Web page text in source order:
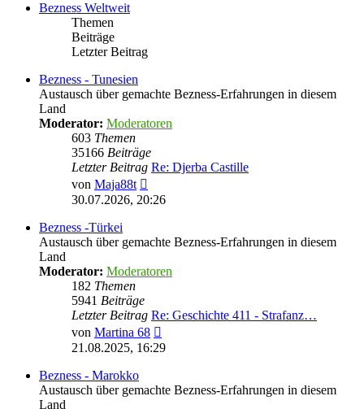
Bezness Weltweit
Themen
Beiträge
Letzter Beitrag
Bezness - Tunesien
Austausch über gemachte Bezness-Erfahrungen in diesem
Land
Moderator: Moderatoren
603 Themen
35166 Beiträge
Letzter Beitrag Re: Djerba Castille
von Maja88t
Beitrag
30.07.2026, 20:26
Bezness -Türkei
Austausch über gemachte Bezness-Erfahrungen in diesem
Land
Moderator: Moderatoren
182 Themen
5941 Beiträge
Letzter Beitrag Re: Geschichte 411 - Strafanz…
von Martina 68
Beitrag
21.08.2025, 16:29
Bezness - Marokko
Austausch über gemachte Bezness-Erfahrungen in diesem
Land